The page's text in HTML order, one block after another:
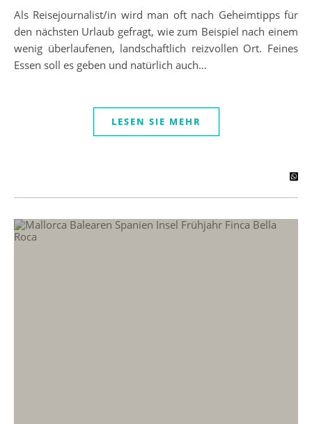
Als Reisejournalist/in wird man oft nach Geheimtipps für
den nächsten Urlaub gefragt, wie zum Beispiel nach einem
wenig überlaufenen, landschaftlich reizvollen Ort. Feines
Essen soll es geben und natürlich auch…
LESEN SIE MEHR